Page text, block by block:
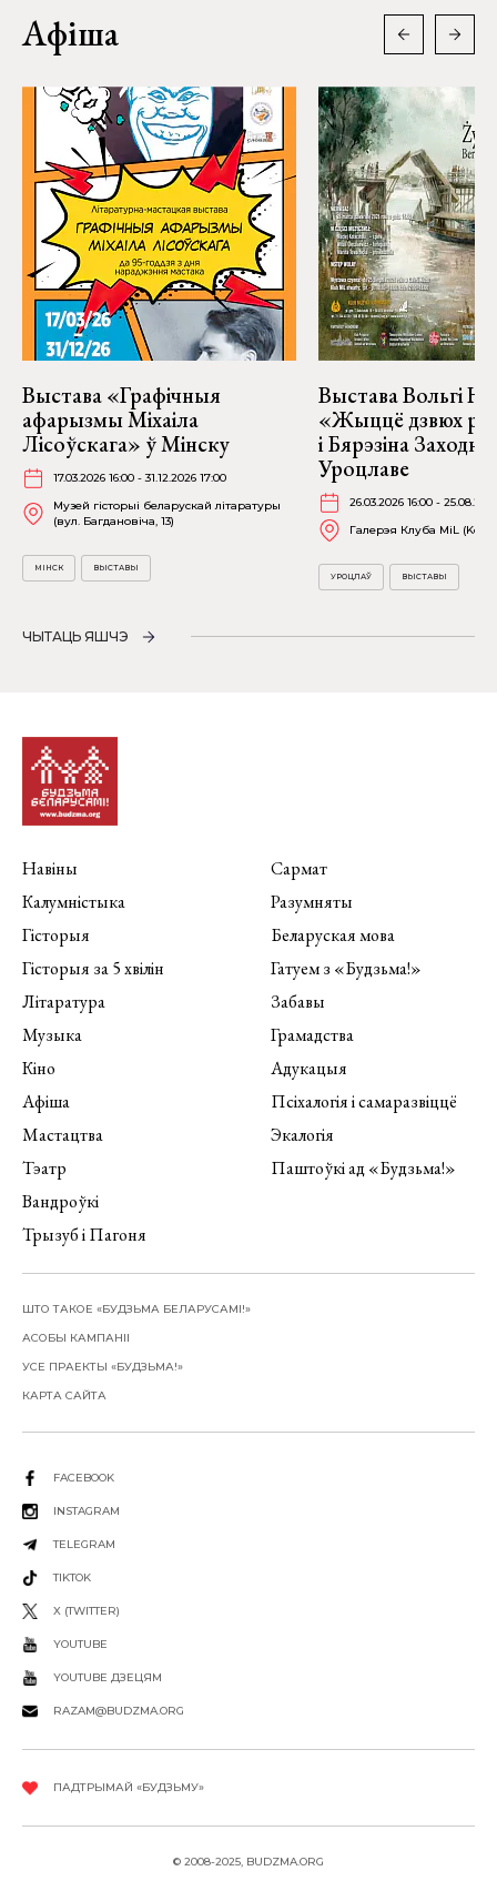
Афіша
Выстава «Графічныя
афарызмы Міхаіла
Лісоўскага» ў Мінску
17.03.2026 16:00 - 31.12.2026 17:00
Музей гісторыі беларускай літаратуры
(вул. Багдановіча, 13)
МІНСК ВЫСТАВЫ
Выстава Вольгі
«Жыццё дзвюх
і Бярэзіна
Уроцлаве
26.03.2026 16:00 -
Галерэя Клуба MiL
УРОЦЛАЎ ВЫСТАВЫ
ЧЫТАЦЬ ЯШЧЭ
Навіны
Калумністыка
Гісторыя
Гісторыя за 5 хвілін
Літаратура
Музыка
Кіно
Афіша
Мастацтва
Тэатр
Вандроўкі
Трызуб і Пагоня
Сармат
Разумняты
Беларуская мова
Гатуем з «Будзьма!»
Забавы
Грамадства
Адукацыя
Псіхалогія і самаразвіццё
Экалогія
Паштоўкі ад «Будзьма!»
ШТО ТАКОЕ «БУДЗЬМА БЕЛАРУСАМІ!»
АСОБЫ КАМПАНІІ
УСЕ ПРАЕКТЫ «БУДЗЬМА!»
КАРТА САЙТА
FACEBOOK
INSTAGRAM
TELEGRAM
TIKTOK
X (TWITTER)
YOUTUBE
YOUTUBE ДЗЕЦЯМ
RAZAM@BUDZMA.ORG
ПАДТРЫМАЙ «БУДЗЬМУ»
© 2008-2025, BUDZMA.ORG